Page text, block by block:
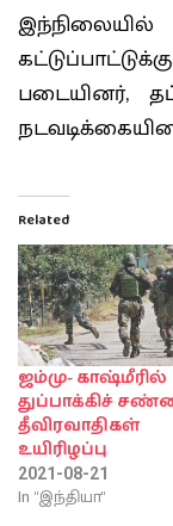
இந்நிலையில்
படையினர்,
Related
ஜம்மு- காஷ்மீரில்
துப்பாக்கிச்
தீவிரவாதிகள்
உயிரிழப்பு
2021-08-21
In "இந்தியா"